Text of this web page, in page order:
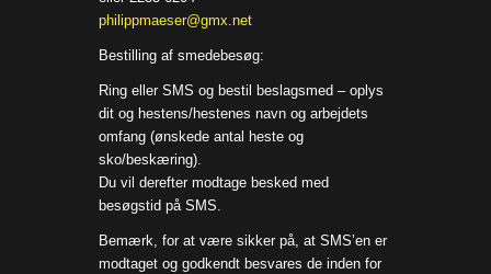
philippmaeser@gmx.net
Bestilling af smedebesøg:
Ring eller SMS og bestil beslagsmed – oplys
dit og hestens/hestenes navn og arbejdets
omfang (ønskede antal heste og
sko/beskæring).
Du vil derefter modtage besked med
besøgstid på SMS.
Bemærk, for at være sikker på, at SMS’en er
modtaget og godkendt besvares de inden for